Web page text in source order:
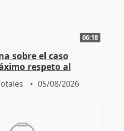
06:18
sobre el caso
respeto al
05/08/2026